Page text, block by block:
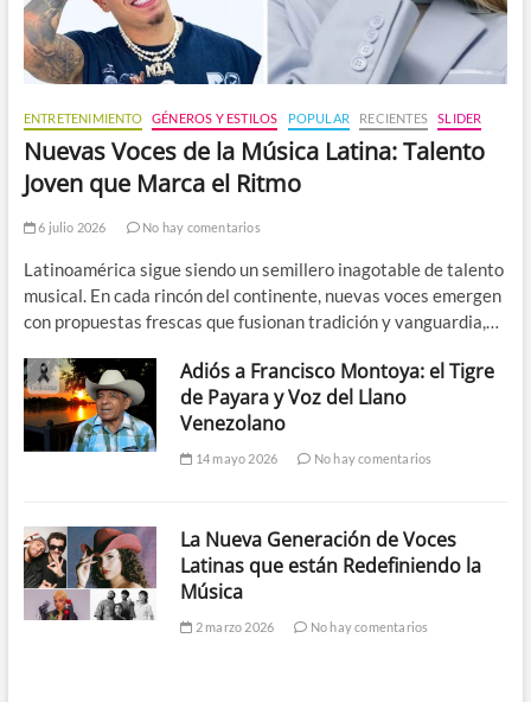
ENTRETENIMIENTO GÉNEROS Y ESTILOS POPULAR RECIENTES SLIDER
Nuevas Voces de la Música Latina: Talento
Joven que Marca el Ritmo
6 julio 2026 No hay comentarios
Latinoamérica sigue siendo un semillero inagotable de talento
musical. En cada rincón del continente, nuevas voces emergen
con propuestas frescas que fusionan tradición y vanguardia,…
Adiós a Francisco Montoya: el Tigre
de Payara y Voz del Llano
Venezolano
14 mayo 2026 No hay comentarios
La Nueva Generación de Voces
Latinas que están Redefiniendo la
Música
2 marzo 2026 No hay comentarios